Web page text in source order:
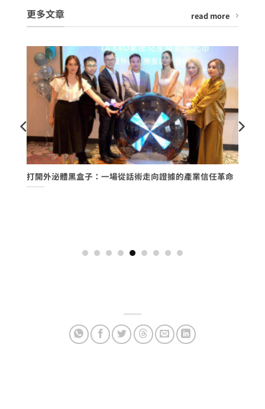
更多文章 read more
打開外泌體黑盒子：一場從話術走向證據的產業信任革命